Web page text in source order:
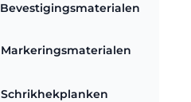
Bevestigingsmaterialen
Markeringsmaterialen
Schrikhekplanken